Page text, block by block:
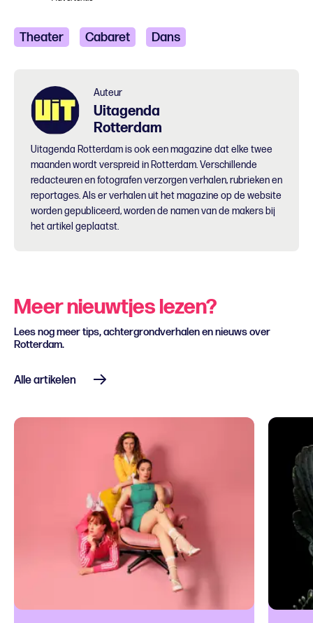
Theater Cabaret Dans
Auteur
Uitagenda
Rotterdam
Uitagenda Rotterdam is ook een magazine dat elke twee
maanden wordt verspreid in Rotterdam. Verschillende
redacteuren en fotografen verzorgen verhalen, rubrieken en
reportages. Als er verhalen uit het magazine op de website
worden gepubliceerd, worden de namen van de makers bij
het artikel geplaatst.
Meer nieuwtjes lezen?
Lees nog meer tips, achtergrondverhalen en nieuws over
Rotterdam.
Alle artikelen